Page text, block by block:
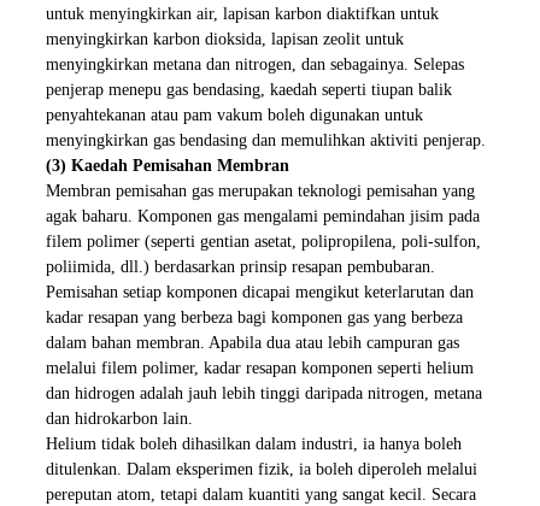
untuk menyingkirkan air, lapisan karbon diaktifkan untuk
menyingkirkan karbon dioksida, lapisan zeolit ​​untuk
menyingkirkan metana dan nitrogen, dan sebagainya. Selepas
penjerap menepu gas bendasing, kaedah seperti tiupan balik
penyahtekanan atau pam vakum boleh digunakan untuk
menyingkirkan gas bendasing dan memulihkan aktiviti penjerap.
(3) Kaedah Pemisahan Membran
Membran pemisahan gas merupakan teknologi pemisahan yang
agak baharu. Komponen gas mengalami pemindahan jisim pada
filem polimer (seperti gentian asetat, polipropilena, poli-sulfon,
poliimida, dll.) berdasarkan prinsip resapan pembubaran.
Pemisahan setiap komponen dicapai mengikut keterlarutan dan
kadar resapan yang berbeza bagi komponen gas yang berbeza
dalam bahan membran. Apabila dua atau lebih campuran gas
melalui filem polimer, kadar resapan komponen seperti helium
dan hidrogen adalah jauh lebih tinggi daripada nitrogen, metana
dan hidrokarbon lain.
Helium tidak boleh dihasilkan dalam industri, ia hanya boleh
ditulenkan. Dalam eksperimen fizik, ia boleh diperoleh melalui
pereputan atom, tetapi dalam kuantiti yang sangat kecil. Secara